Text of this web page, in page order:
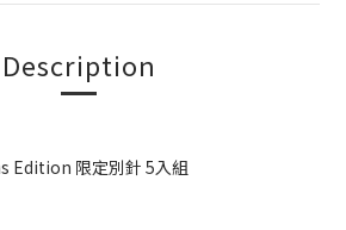
Description
Edition 限定別針 5入組